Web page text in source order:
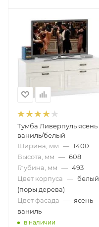
Тумба Ливерпуль ясень
ваниль/белый
Ширина, мм — 1400
Высота, мм — 608
Глубина, мм — 493
Цвет корпуса — белый
(поры дерева)
Цвет фасада — ясень
ваниль
в наличии